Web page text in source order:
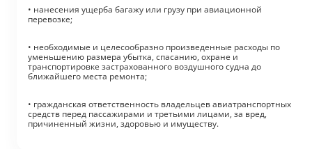
• нанесения ущерба багажу или грузу при авиационной
перевозке;
• необходимые и целесообразно произведенные расходы по
уменьшению размера убытка, спасанию, охране и
транспортировке застрахованного воздушного судна до
ближайшего места ремонта;
• гражданская ответственность владельцев авиатранспортных
средств перед пассажирами и третьими лицами, за вред,
причиненный жизни, здоровью и имуществу.